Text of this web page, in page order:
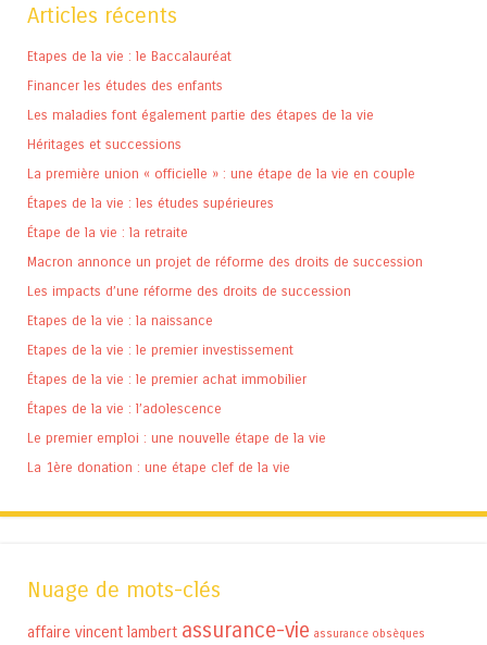
Articles récents
Etapes de la vie : le Baccalauréat
Financer les études des enfants
Les maladies font également partie des étapes de la vie
Héritages et successions
La première union « officielle » : une étape de la vie en couple
Étapes de la vie : les études supérieures
Étape de la vie : la retraite
Macron annonce un projet de réforme des droits de succession
Les impacts d’une réforme des droits de succession
Etapes de la vie : la naissance
Etapes de la vie : le premier investissement
Étapes de la vie : le premier achat immobilier
Étapes de la vie : l’adolescence
Le premier emploi : une nouvelle étape de la vie
La 1ère donation : une étape clef de la vie
Nuage de mots-clés
affaire vincent lambert assurance-vie assurance obsèques